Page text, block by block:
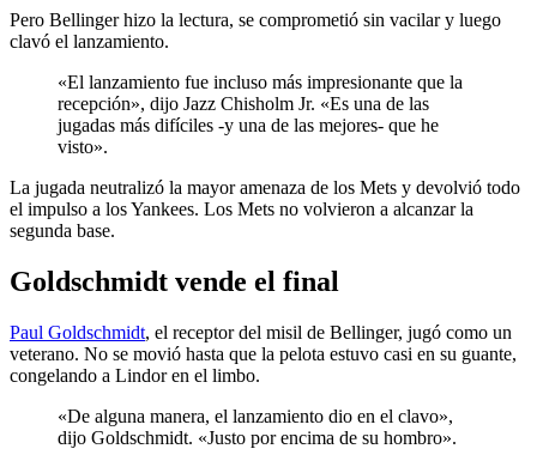
Pero Bellinger hizo la lectura, se comprometió sin vacilar y luego
clavó el lanzamiento.
«El lanzamiento fue incluso más impresionante que la
recepción», dijo Jazz Chisholm Jr. «Es una de las
jugadas más difíciles -y una de las mejores- que he
visto».
La jugada neutralizó la mayor amenaza de los Mets y devolvió todo
el impulso a los Yankees. Los Mets no volvieron a alcanzar la
segunda base.
Goldschmidt vende el final
Paul Goldschmidt, el receptor del misil de Bellinger, jugó como un
veterano. No se movió hasta que la pelota estuvo casi en su guante,
congelando a Lindor en el limbo.
«De alguna manera, el lanzamiento dio en el clavo»,
dijo Goldschmidt. «Justo por encima de su hombro».